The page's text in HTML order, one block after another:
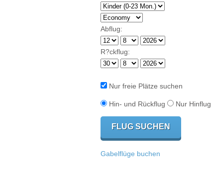
Abflug:
R?ckflug:
Nur freie Plätze suchen
Hin- und Rückflug Nur Hinflug
Gabelflüge buchen